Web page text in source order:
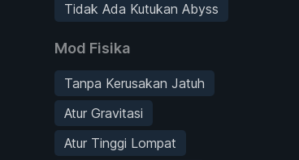
Tidak Ada Kutukan Abyss
Mod Fisika
Tanpa Kerusakan Jatuh
Atur Gravitasi
Atur Tinggi Lompat